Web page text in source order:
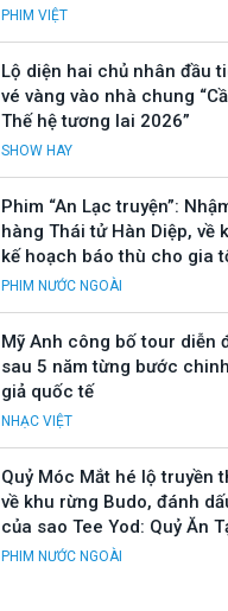
PHIM VIỆT
Lộ diện hai chủ nhân đầu
vé vàng vào nhà chung
Thế hệ tương lai 2026”
SHOW HAY
Phim “An Lạc truyện”:
hàng Thái tử Hàn Diệp, về
kế hoạch báo thù cho gia
PHIM NƯỚC NGOÀI
Mỹ Anh công bố tour diễn
sau 5 năm từng bước
giả quốc tế
NHẠC VIỆT
Quỷ Móc Mắt hé lộ truyền
về khu rừng Budo, đánh
của sao Tee Yod: Quỷ Ăn
PHIM NƯỚC NGOÀI